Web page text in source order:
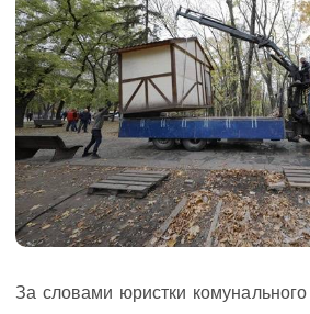
За словами юристки комунального